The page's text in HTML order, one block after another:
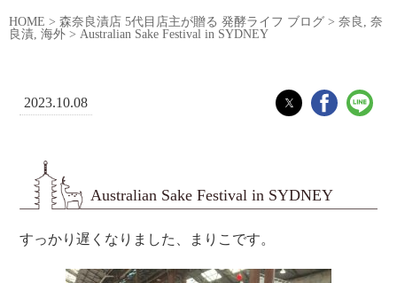
HOME > 森奈良漬店 5代目店主が贈る 発酵ライフ ブログ > 奈良 , 奈
良漬, 海外 > Australian Sake Festival in SYDNEY
2023.10.08
Australian Sake Festival in SYDNEY
すっかり遅くなりました、まりこです。